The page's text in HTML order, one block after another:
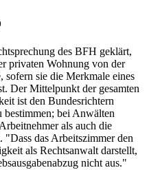
des BFH geklärt,
privaten Wohnung von der
sofern sie die Merkmale eines
Der Mittelpunkt der gesamten
ist den Bundesrichtern
bei Anwälten
als auch die
das Arbeitszimmer den
als Rechtsanwalt darstellt,
nicht aus."